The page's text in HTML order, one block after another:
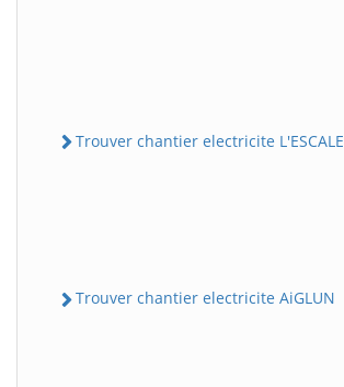
Trouver chantier electricite L'ESCALE
Trouver chantier electricite AiGLUN